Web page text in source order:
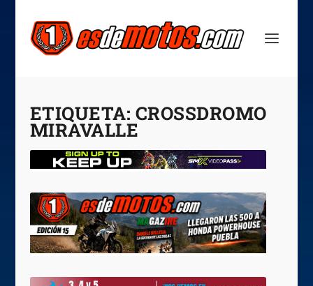
ETIQUETA: CROSSDROMO
MIRAVALLE